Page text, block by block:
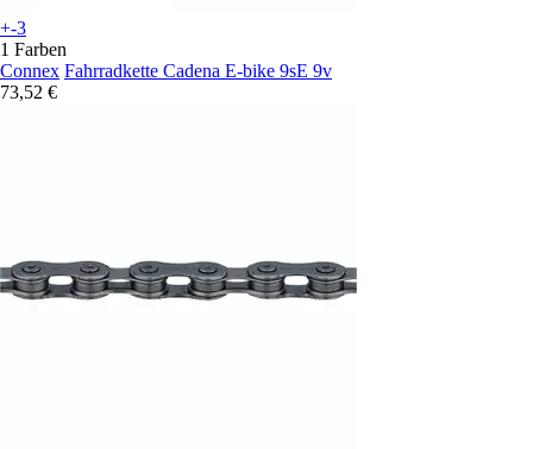
+-3
1 Farben
Connex Fahrradkette Cadena E-bike 9sE 9v
73,52 €